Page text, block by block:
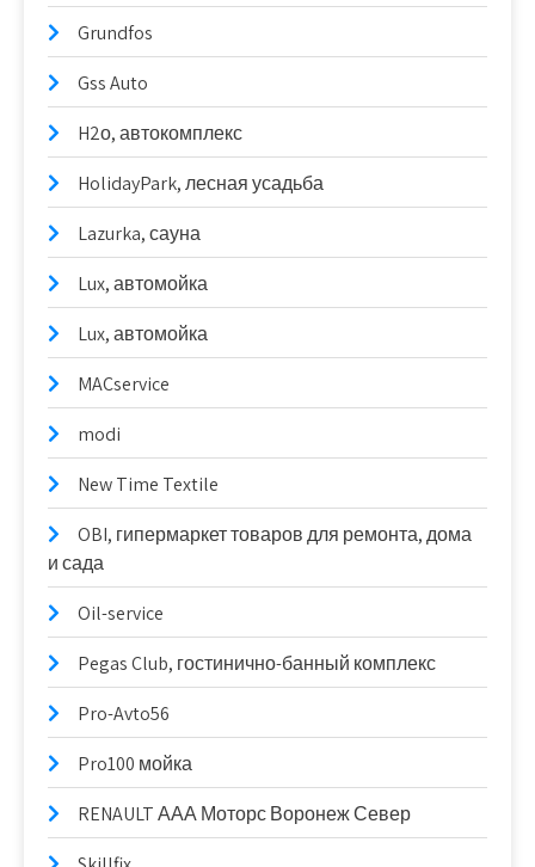
Grundfos
Gss Auto
H2о, автокомплекс
HolidayPark, лесная усадьба
Lazurka, сауна
Lux, автомойка
Lux, автомойка
MACservice
modi
New Time Textile
OBI, гипермаркет товаров для ремонта, дома
и сада
Oil-service
Pegas Club, гостинично-банный комплекс
Pro-Avto56
Pro100 мойка
RENAULT ААА Моторс Воронеж Север